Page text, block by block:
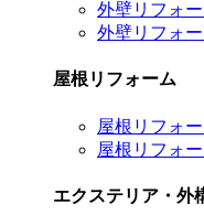
外壁リフォ
外壁リフォ
屋根リフォーム
屋根リフォ
屋根リフォ
エクステリア・外